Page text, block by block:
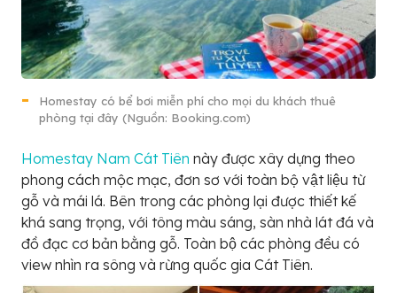
Homestay có bể bơi miễn phí cho mọi du khách thuê
phòng tại đây (Nguồn: Booking.com)
Homestay Nam Cát Tiên này được xây dựng theo
phong cách mộc mạc, đơn sơ với toàn bộ vật liệu từ
gỗ và mái lá. Bên trong các phòng lại được thiết kế
khá sang trọng, với tông màu sáng, sàn nhà lát đá và
đồ đạc cơ bản bằng gỗ. Toàn bộ các phòng đều có
view nhìn ra sông và rừng quốc gia Cát Tiên.